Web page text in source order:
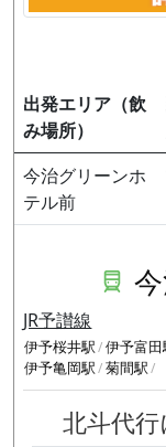
出発エリア（飲
み場所）
今治グリーンホ
テル前
JR予讃線
伊予桜井駅 伊予富田
伊予亀岡駅 菊間駅
北斗代